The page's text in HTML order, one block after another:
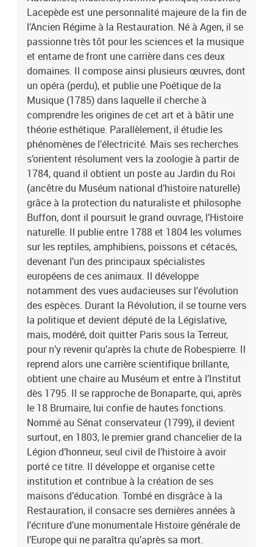
avion (hors liaison Outre-mer et Corse). Le Client est informé qu’il
dispose d'un délai légal de 14 jours à compter de la date de
réception de sa commande pour se rétracter en contactant le
service client par la rubrique «Aide et Contact» sur le Site ou en
envoyant le formulaire de rétractation figurant en annexe 1 des
CGV par voie postale : Service Client Internet - La Boutique - 99
999 La Poste Cedex</p>
Lacepède est une personnalité majeure de la fin de
l’Ancien Régime à la Restauration. Né à Agen, il se
passionne très tôt pour les sciences et la musique
et entame de front une carrière dans ces deux
domaines. Il compose ainsi plusieurs œuvres, dont
un opéra (perdu), et publie une Poétique de la
Musique (1785) dans laquelle il cherche à
comprendre les origines de cet art et à bâtir une
théorie esthétique. Parallèlement, il étudie les
phénomènes de l’électricité. Mais ses recherches
s’orientent résolument vers la zoologie à partir de
1784, quand il obtient un poste au Jardin du Roi
(ancêtre du Muséum national d’histoire naturelle)
grâce à la protection du naturaliste et philosophe
Buffon, dont il poursuit le grand ouvrage, l’Histoire
naturelle. Il publie entre 1788 et 1804 les volumes
sur les reptiles, amphibiens, poissons et cétacés,
devenant l’un des principaux spécialistes
européens de ces animaux. Il développe
notamment des vues audacieuses sur l’évolution
des espèces. Durant la Révolution, il se tourne vers
la politique et devient député de la Législative,
mais, modéré, doit quitter Paris sous la Terreur,
pour n’y revenir qu’après la chute de Robespierre. Il
reprend alors une carrière scientifique brillante,
obtient une chaire au Muséum et entre à l’Institut
dès 1795. Il se rapproche de Bonaparte, qui, après
le 18 Brumaire, lui confie de hautes fonctions.
Nommé au Sénat conservateur (1799), il devient
surtout, en 1803, le premier grand chancelier de la
Légion d’honneur, seul civil de l’histoire à avoir
porté ce titre. Il développe et organise cette
institution et contribue à la création de ses
maisons d’éducation. Tombé en disgrâce à la
Restauration, il consacre ses dernières années à
l’écriture d’une monumentale Histoire générale de
l’Europe qui ne paraîtra qu’après sa mort.